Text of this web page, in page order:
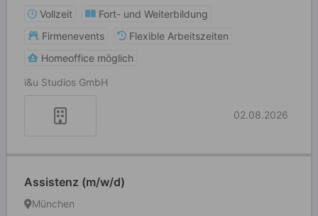
Vollzeit
Fort- und Weiterbildung
Firmenevents
Flexible Arbeitszeiten
Homeoffice möglich
i&u Studios GmbH
02.08.2026
Assistenz (m/w/d)
München